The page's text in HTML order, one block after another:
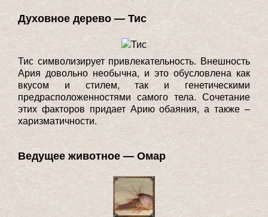
Духовное дерево — Тис
Тис символизирует привлекательность. Внешность
Ария довольно необычна, и это обусловлена как
вкусом и стилем, так и генетическими
предрасположенностями самого тела. Сочетание
этих факторов придает Арию обаяния, а также –
харизматичности.
Ведущее животное — Омар